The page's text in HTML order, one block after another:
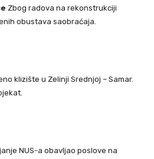
Zbog radova na rekonstrukciji
obustava saobraćaja.
klizište u Zelinji Srednjoj – Samar.
NUS-a obavljao poslove na